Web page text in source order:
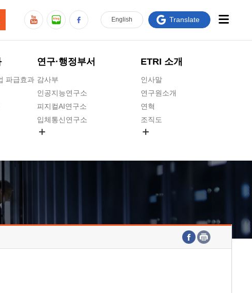
파급효과
연구·행정부서
감사부
인공지능연구소
피지컬AI연구소
입체통신연구소
호남권연구본부
기획본부
ETRI 소개
인사말
연구원소개
연혁
조직도
연구원 고객헌장
주요업무연락처
English Translate